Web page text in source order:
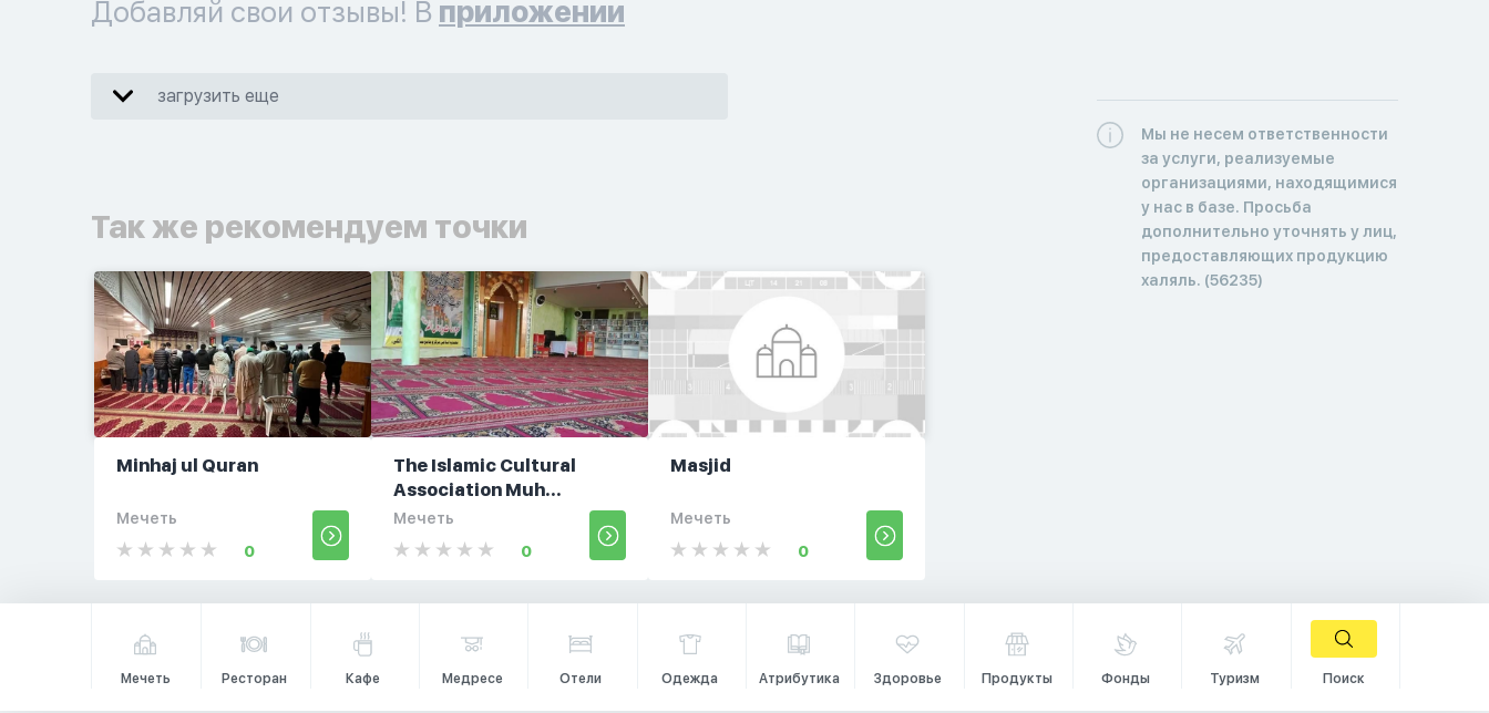
Добавляй свои отзывы! В приложении
загрузить еще
Так же рекомендуем точки
Minhaj ul Quran
Мечеть
0
The Islamic Cultural
Association Muh...
Мечеть
0
Masjid
Мечеть
0
Мы не несем ответственности
за услуги, реализуемые
организациями, находящимися
у нас в базе. Просьба
дополнительно уточнять у лиц,
предоставляющих продукцию
халяль. (56235)
Мечеть Ресторан Кафе Медресе Отели Одежда Атрибутика Здоровье Продукты Фонды Туризм Поиск